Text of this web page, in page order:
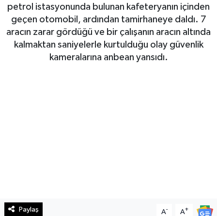
petrol istasyonunda bulunan kafeteryanın içinden
geçen otomobil, ardından tamirhaneye daldı. 7
aracın zarar gördüğü ve bir çalışanın aracın altında
kalmaktan saniyelerle kurtulduğu olay güvenlik
kameralarına anbean yansıdı.
Paylaş A- A+
Haberde İnsan
Kültür Sanat
Magazin
SürManşet